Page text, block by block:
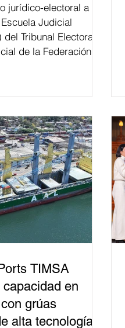
jurídico-electoral a la
Judicial
Tribunal Electoral
de la Federación ha
la democracia y el
asumido la EJE en la
electoral como
La mayor parte de las
no forma
TIMSA
en
grúas
alta tecnología